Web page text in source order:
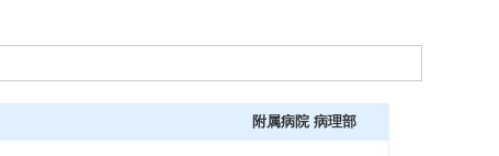
附属病院 病理部